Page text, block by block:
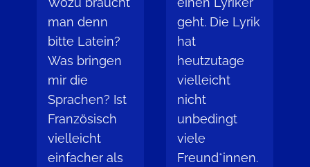
man denn
bitte Latein?
Was bringen
mir die
Sprachen? Ist
Französisch
vielleicht
einfacher als
geht. Die Lyrik
hat
heutzutage
vielleicht
nicht
unbedingt
viele
Freund*innen.